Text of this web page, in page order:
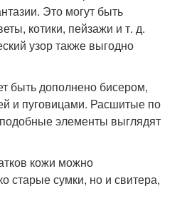
Это могут быть
котики, пейзажи и т. д.
узор также выгодно
быть дополнено бисером,
и пуговицами. Расшитые по
подобные элементы выглядят
кожи можно
старые сумки, но и свитера,